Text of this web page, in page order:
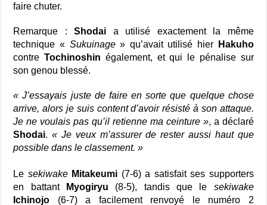
faire chuter.
Remarque :Shodai a utilisé exactement la même
technique « Sukuinage» qu’avait utilisé hier
Hakuho
contreTochinoshin également, et qui le pénalise sur
son genou blessé.
« J’essayais juste de faire en sorte que quelque chose
arrive, alors je suis content d’avoir résisté à son attaque.
Je ne voulais pas qu’il retienne ma ceinture », a déclaré
Shodai.« Je veux m’assurer de rester aussi haut que
possible dans le classement. »
Le sekiwake Mitakeumi (7-6) a satisfait ses supporters
en battant
Myogiryu (8-5), tandis que le sekiwake
Ichinojo (6-7) a facilement renvoyé le numéro 2